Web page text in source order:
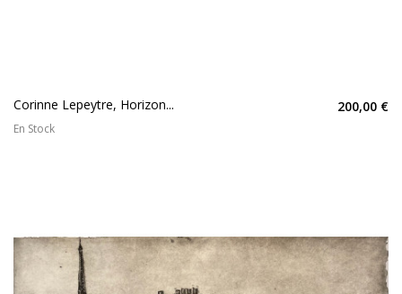
Corinne Lepeytre, Horizon... 200,00 €
En Stock